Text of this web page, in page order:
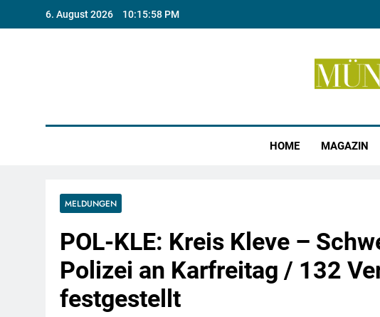
6. August 2026 10:15:59 PM
HOME MAGAZIN
MELDUNGEN
POL-KLE: Kreis Kleve –
Polizei an Karfreitag / 132
festgestellt